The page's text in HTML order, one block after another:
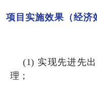
项目实施效果（经济
(1) 实现先进先出
理；